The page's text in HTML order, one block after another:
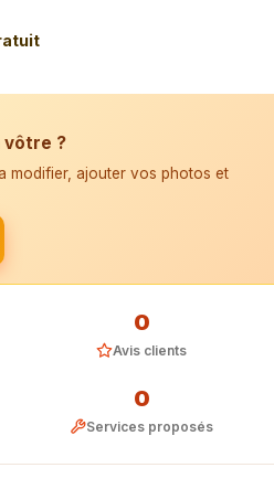
vôtre ?
modifier, ajouter vos photos et
0
Avis clients
0
Services proposés